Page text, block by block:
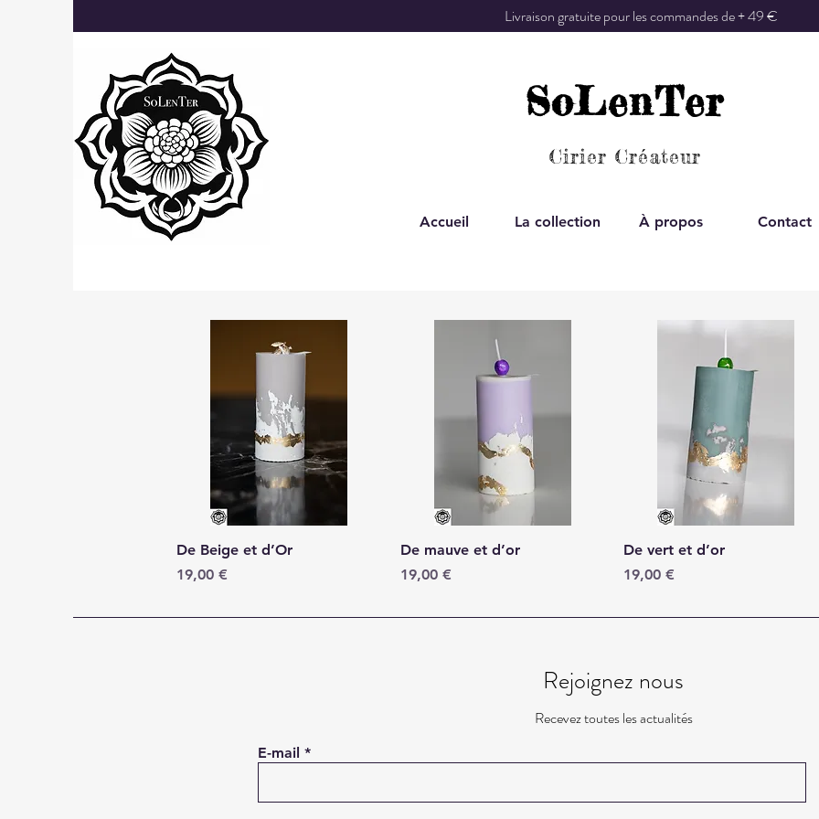
Livraison gratuite pour les commandes de + 49 €
SoLenTer
Cirier Créateur
Accueil La collection À propos Contact
Aperçu rapide
De Beige et d’Or
Prix
19,00 €
Aperçu rapide
De mauve et d’or
Prix
19,00 €
Aperçu rapide
De vert et d’or
Prix
19,00 €
Rejoignez nous
Recevez toutes les actualités
E-mail